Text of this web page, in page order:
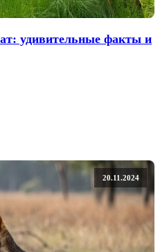
удивительные факты и
20.11.2024